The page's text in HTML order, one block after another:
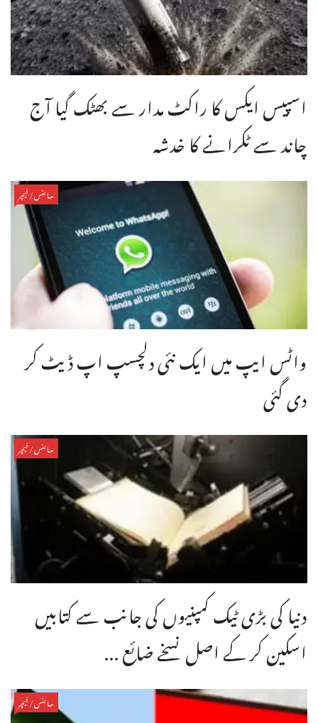
اسپیس ایکس کا راکٹ مدار سے بھٹک گیا آج
چاند سے ٹکرانے کا خدشہ
سائنس/فیچر
واٹس ایپ میں ایک نئی دلچسپ اپ ڈیٹ کر
دی گئی
سائنس/فیچر
دنیا کی بڑی ٹیک کمپنیوں کی جانب سے کتابیں
اسکین کر کے اصل نسخے ضائع ...
سائنس/فیچر